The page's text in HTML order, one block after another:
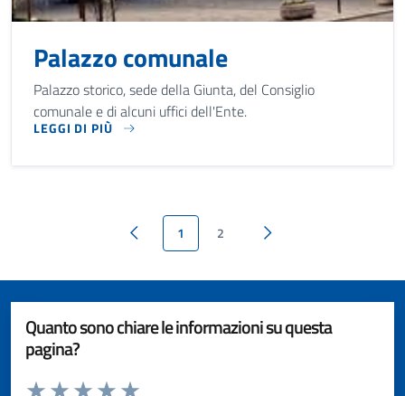
Palazzo comunale
Palazzo storico, sede della Giunta, del Consiglio
comunale e di alcuni uffici dell'Ente.
LEGGI DI PIÙ
PALAZZO STORICO, SEDE DELLA GIUNTA, DEL CONSIGLIO
Pagina precedente
1 2 Pagina successiva
Quanto sono chiare le informazioni su questa
pagina?
Valuta da 1 a 5 stelle la pagina